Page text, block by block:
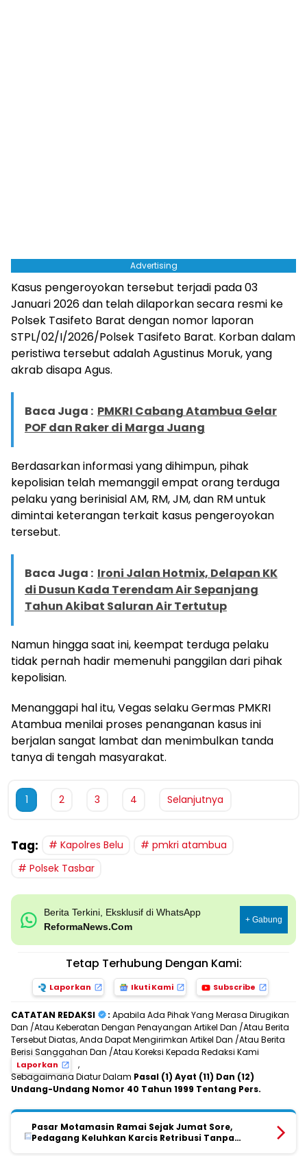
Advertising
Kasus pengeroyokan tersebut terjadi pada 03
Januari 2026 dan telah dilaporkan secara resmi ke
Polsek Tasifeto Barat dengan nomor laporan
STPL/02/I/2026/Polsek Tasifeto Barat. Korban dalam
peristiwa tersebut adalah Agustinus Moruk, yang
akrab disapa Agus.
Baca Juga : PMKRI Cabang Atambua Gelar
POF dan Raker di Marga Juang
Berdasarkan informasi yang dihimpun, pihak
kepolisian telah memanggil empat orang terduga
pelaku yang berinisial AM, RM, JM, dan RM untuk
dimintai keterangan terkait kasus pengeroyokan
tersebut.
Baca Juga : Ironi Jalan Hotmix, Delapan KK
di Dusun Kada Terendam Air Sepanjang
Tahun Akibat Saluran Air Tertutup
Namun hingga saat ini, keempat terduga pelaku
tidak pernah hadir memenuhi panggilan dari pihak
kepolisian.
Menanggapi hal itu, Vegas selaku Germas PMKRI
Atambua menilai proses penanganan kasus ini
berjalan sangat lambat dan menimbulkan tanda
tanya di tengah masyarakat.
1 2 3 4 Selanjutnya
Tag: Kapolres Belu
pmkri atambua
Polsek Tasbar
Berita Terkini, Eksklusif di WhatsApp
ReformaNews.Com
+ Gabung
Tetap Terhubung Dengan Kami:
Laporkan Ikuti Kami Subscribe
CATATAN REDAKSI : Apabila Ada Pihak Yang Merasa Dirugikan
Dan /Atau Keberatan Dengan Penayangan Artikel Dan /Atau Berita
Tersebut Diatas, Anda Dapat Mengirimkan Artikel Dan /Atau Berita
Berisi Sanggahan Dan /Atau Koreksi Kepada Redaksi Kami
Laporkan
,
Sebagaimana Diatur Dalam Pasal (1) Ayat (11) Dan (12)
Undang-Undang Nomor 40 Tahun 1999 Tentang Pers.
Pasar Motamasin Ramai Sejak Jumat Sore,
Pedagang Keluhkan Karcis Retribusi Tanpa